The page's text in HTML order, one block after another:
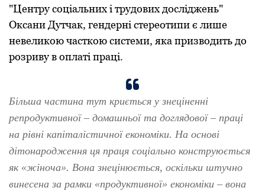
"Центру соціальних і трудових досліджень"
Оксани Дутчак, гендерні стереотипи є лише
невеликою часткою системи, яка призводить до
розриву в оплаті праці.
Більша частина тут криється у знеціненні
репродуктивної – домашньої та доглядової – праці
на рівні капіталістичної економіки. На основі
дітонародження ця праця соціально конструюється
як «жіноча». Вона знецінюється, оскільки штучно
винесена за рамки «продуктивної» економіки – вона